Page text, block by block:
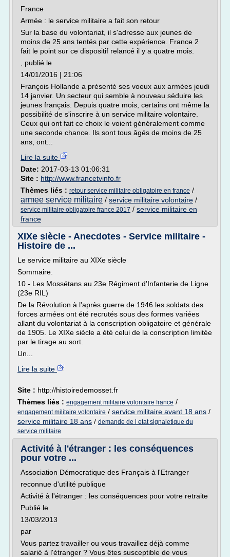
France
Armée : le service militaire a fait son retour
Sur la base du volontariat, il s'adresse aux jeunes de
moins de 25 ans tentés par cette expérience. France 2
fait le point sur ce dispositif relancé il y a quatre mois.
, publié le
14/01/2016 | 21:06
François Hollande a présenté ses voeux aux armées jeudi
14 janvier. Un secteur qui semble à nouveau séduire les
jeunes français. Depuis quatre mois, certains ont même la
possibilité de s'inscrire à un service militaire volontaire.
Ceux qui ont fait ce choix le voient généralement comme
une seconde chance. Ils sont tous âgés de moins de 25
ans, ont...
Lire la suite
Date: 2017-03-13 01:06:31
Site : http://www.francetvinfo.fr
Thèmes liés : retour service militaire obligatoire en france /
armee service militaire / service militaire volontaire /
service militaire obligatoire france 2017 / service militaire en
france
XIXe siècle - Anecdotes - Service militaire -
Histoire de ...
Le service militaire au XIXe siècle
Sommaire.
10 - Les Mossétans au 23e Régiment d'Infanterie de Ligne
(23e RIL)
De la Révolution à l'après guerre de 1946 les soldats des
forces armées ont été recrutés sous des formes variées
allant du volontariat à la conscription obligatoire et générale
de 1905. Le XIXe siècle a été celui de la conscription limitée
par le tirage au sort.
Un...
Lire la suite
Site : http://histoiredemosset.fr
Thèmes liés : engagement militaire volontaire france /
engagement militaire volontaire / service militaire avant 18 ans /
service militaire 18 ans / demande de l etat signaletique du
service militaire
Activité à l'étranger : les conséquences
pour votre ...
Association Démocratique des Français à l'Etranger
reconnue d'utilité publique
Activité à l'étranger : les conséquences pour votre retraite
Publié le
13/03/2013
par
Vous partez travailler ou vous travaillez déjà comme
salarié à l'étranger ? Vous êtes susceptible de vous